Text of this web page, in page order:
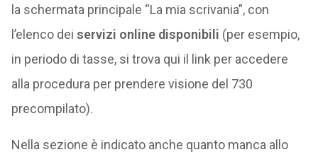
la schermata principale “La mia scrivania”, con
l’elenco dei servizi online disponibili (per esempio,
in periodo di tasse, si trova qui il link per accedere
alla procedura per prendere visione del 730
precompilato).
Nella sezione è indicato anche quanto manca allo